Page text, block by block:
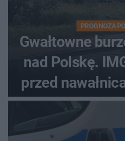
PROGNOZA
Gwałtowne
nad Polskę.
przed